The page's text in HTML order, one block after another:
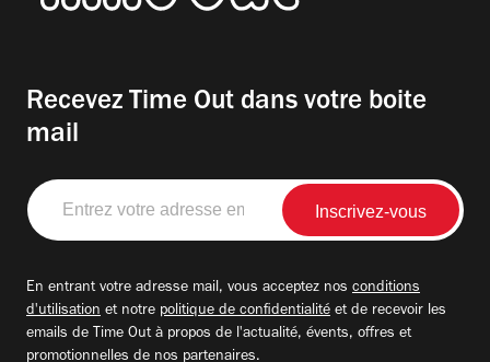
Recevez Time Out dans votre boite
mail
Entrez
votre
adresse
En entrant votre adresse mail, vous acceptez nos conditions
d'utilisation et notre politique de confidentialité et de recevoir les
emails de Time Out à propos de l'actualité, évents, offres et
promotionnelles de nos partenaires.